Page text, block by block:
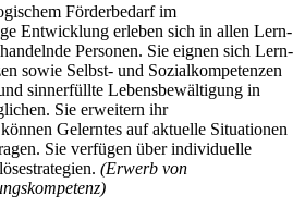
Förderbedarf im
Entwicklung erleben sich in allen Lern-
Personen. Sie eignen sich Lern-
sowie Selbst- und Sozialkompetenzen
sinnerfüllte Lebensbewältigung in
Sie erweitern ihr
Gelerntes auf aktuelle Situationen
Sie verfügen über individuelle
(Erwerb von